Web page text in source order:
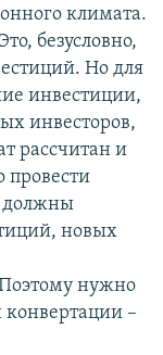
климата.
безусловно,
Но для
инвестиции,
инвесторов,
рассчитан и
провести
должны
новых
нужно
–